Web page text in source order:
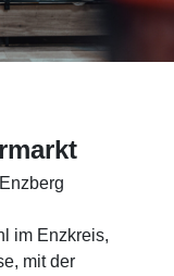
im Enzkreis,
mit der